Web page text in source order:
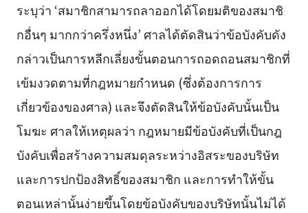
ระบุว่า ‘สมาชิกสามารถลาออกได้โดยมติของสมาชิ
กอื่นๆ มากกว่าครึ่งหนึ่ง’ ศาลได้ตัดสินว่าข้อบังคับดัง
กล่าวเป็นการหลีกเลี่ยงขั้นตอนการถอดถอนสมาชิกที่
เข้มงวดตามที่กฎหมายกำหนด (ซึ่งต้องการการ
เกี่ยวข้องของศาล) และจึงตัดสินให้ข้อบังคับนั้นเป็น
โมฆะ ศาลให้เหตุผลว่า กฎหมายมีข้อบังคับที่เป็นกฎ
บังคับเพื่อสร้างความสมดุลระหว่างอิสระของบริษัท
และการปกป้องสิทธิ์ของสมาชิก และการทำให้ขั้น
ตอนเหล่านั้นง่ายขึ้นโดยข้อบังคับของบริษัทนั้นไม่ได้